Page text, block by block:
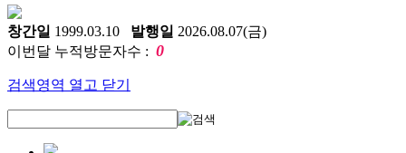
창간일 1999.03.10 발행일 2026.08.07(금)
이번달 누적방문자수 : 0
검색영역 열고 닫기